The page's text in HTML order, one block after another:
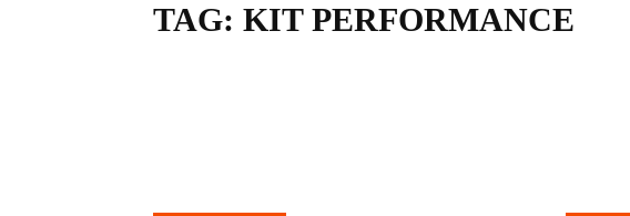
TAG: KIT PERFORMANCE